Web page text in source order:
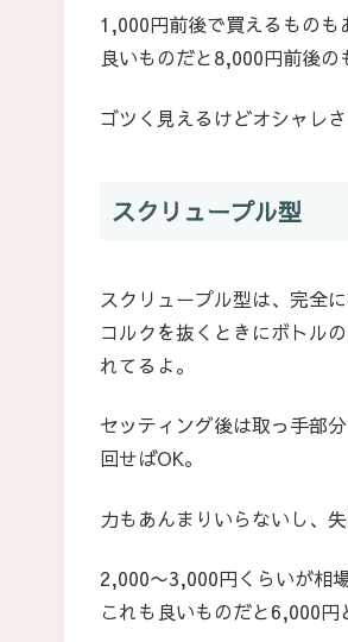
1,000円前後で買えるものも
良いものだと8,000円前後の
ゴツく見えるけどオシャレ
スクリュープル型
スクリュープル型は、完全に
コルクを抜くときにボトル
れてるよ。
セッティング後は取っ手部
回せばOK。
力もあんまりいらないし、
2,000〜3,000円くらいが相場
これも良いものだと6,000円